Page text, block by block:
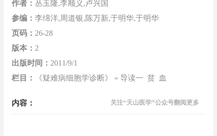
作者： 丛玉隆,李顺义,卢兴国
参编： 李绵洋,周道银,陈万新,于明华,于明华
页码： 26-28
版本： 2
出版时间： 2011/9/1
栏目：
《疑难病细胞学诊断》 » 导读一 贫 血
内容： 关注“天山医学”公众号翻阅更多